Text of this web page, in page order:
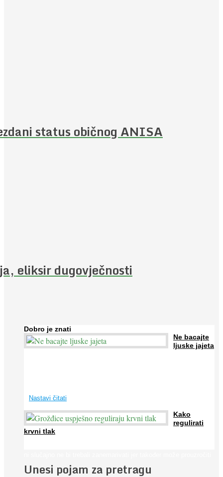
status običnog ANISA
eliksir dugovječnosti
Dobro je znati
Ne bacajte
ljuske jajeta
Nastavi čitati
Kako
regulirati
krvni tlak
...Unesi pojam za pretragu